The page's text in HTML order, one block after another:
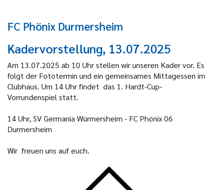
FC Phönix Durmersheim
Kadervorstellung, 13.07.2025
Am 13.07.2025 ab 10 Uhr stellen wir unseren Kader vor. Es
folgt der Fototermin und ein gemeinsames Mittagessen im
Clubhaus. Um 14 Uhr findet das 1. Hardt-Cup-
Vorrundenspiel statt.
14 Uhr, SV Germania Würmersheim - FC Phönix 06
Durmersheim
Wir freuen uns auf euch.